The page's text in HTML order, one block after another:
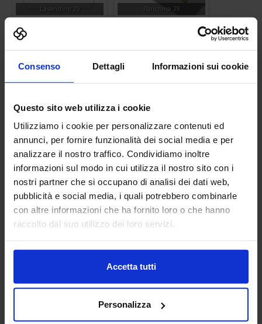
Consenso Dettagli Informazioni sui cookie
Questo sito web utilizza i cookie
Utilizziamo i cookie per personalizzare contenuti ed
annunci, per fornire funzionalità dei social media e per
analizzare il nostro traffico. Condividiamo inoltre
informazioni sul modo in cui utilizza il nostro sito con i
nostri partner che si occupano di analisi dei dati web,
pubblicità e social media, i quali potrebbero combinarle
con altre informazioni che ha fornito loro o che hanno
raccolto dal suo utilizzo dei loro servizi.
Accetta tutti
Personalizza
Lavandino 29 Panchina 29
Albero Alimentatore uccelli
Libreria 3D di DERIVAZIONI
INTERRATE IN PVC
Categorie Blocchi CAD